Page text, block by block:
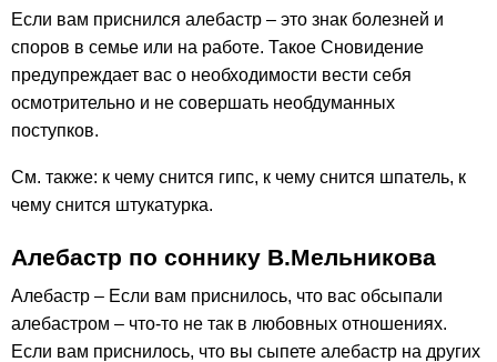
Если вам приснился алебастр – это знак болезней и
споров в семье или на работе. Такое Сновидение
предупреждает вас о необходимости вести себя
осмотрительно и не совершать необдуманных
поступков.
См. также: к чему снится гипс, к чему снится шпатель, к
чему снится штукатурка.
Алебастр по соннику В.Мельникова
Алебастр – Если вам приснилось, что вас обсыпали
алебастром – что-то не так в любовных отношениях.
Если вам приснилось, что вы сыпете алебастр на других